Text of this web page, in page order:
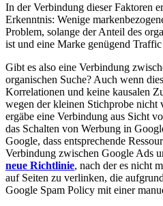
In der Verbindung dieser Faktoren
Erkenntnis: Wenige
Problem, solange der Anteil des
ist und eine Marke genügend
Gibt es also eine Verbindung
organischen Suche? Auch wenn
Korrelationen und keine kausalen
wegen der kleinen Stichprobe nicht
ergäbe eine Verbindung aus Sicht
das Schalten von Werbung in
Google, dass entsprechende
Verbindung zwischen Google Ads
neue Richtlinie, nach der es nicht
auf Seiten zu verlinken, die
Google Spam Policy mit einer